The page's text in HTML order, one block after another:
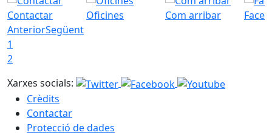
Contactar Oficines Com arribar
AnteriorSegüent
1
2
Xarxes socials:
Crèdits
Contactar
Protecció de dades